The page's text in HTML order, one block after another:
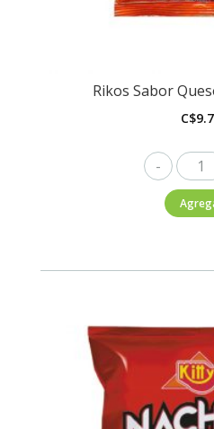
Rikos Sabor
C$
Rikos
Sabor
Queso